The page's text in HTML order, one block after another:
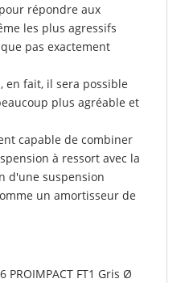
répondre aux
les plus agressifs
pas exactement
en fait, il sera possible
plus agréable et
capable de combiner
à ressort avec la
d'une suspension
un amortisseur de
PROIMPACT FT1 Gris Ø